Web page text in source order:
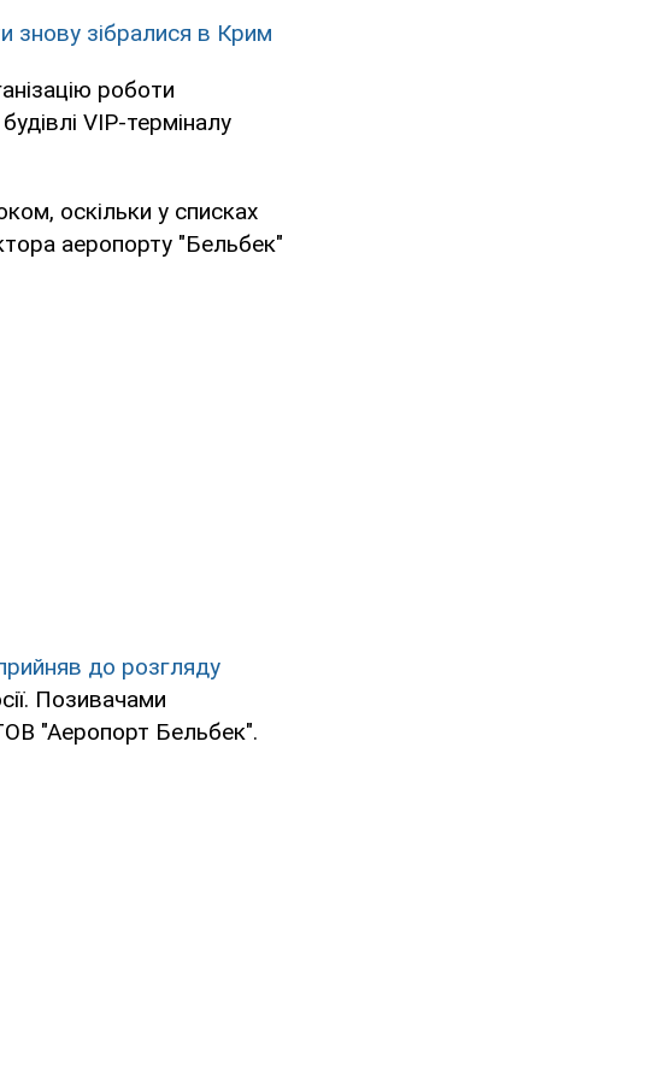
знову зібралися в Крим
роботи
VIP-терміналу
оскільки у списках
аеропорту "Бельбек"
до розгляду
Позивачами
"Аеропорт Бельбек".